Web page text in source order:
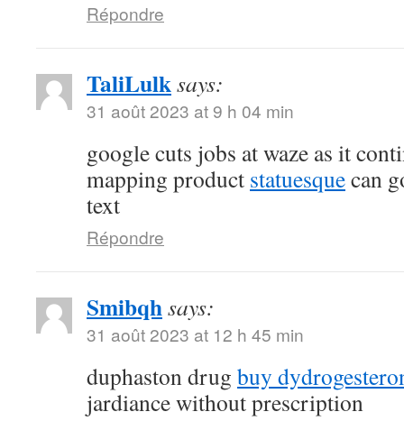
Répondre
TaliLulksays:
31 août 2023 at 9 h 04 min
google cuts jobs at waze as it
mapping product statuesquecan
text
Répondre
Smibqhsays:
31 août 2023 at 12 h 45 min
duphaston drug buy
jardiance without prescription